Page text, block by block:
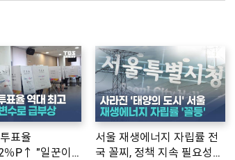
표율
％P↑ "일꾼이
서울 재생에너지 자립률 전
국 꼴찌, 정책 지속 필요성